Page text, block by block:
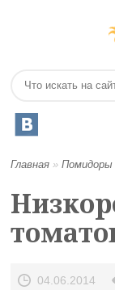
Главная »Помидоры
04.06.2014